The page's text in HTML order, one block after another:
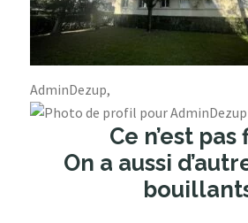
AdminDezup,
Ce n’est pas
On a aussi